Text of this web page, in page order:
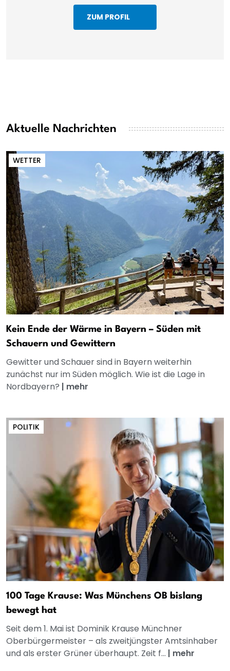
ZUM PROFIL
Aktuelle Nachrichten
WETTER
Kein Ende der Wärme in Bayern – Süden mit
Schauern und Gewittern
Gewitter und Schauer sind in Bayern weiterhin
zunächst nur im Süden möglich. Wie ist die Lage in
Nordbayern? | mehr
POLITIK
100 Tage Krause: Was Münchens OB bislang
bewegt hat
Seit dem 1. Mai ist Dominik Krause Münchner
Oberbürgermeister – als zweitjüngster Amtsinhaber
und als erster Grüner überhaupt. Zeit f... | mehr